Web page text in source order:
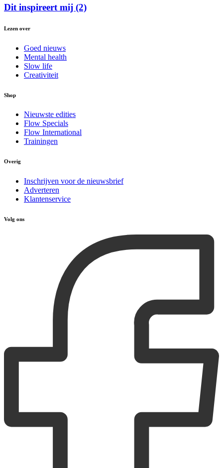
Dit inspireert mij (2)
Lezen over
Goed nieuws
Mental health
Slow life
Creativiteit
Shop
Nieuwste edities
Flow Specials
Flow International
Trainingen
Overig
Inschrijven voor de nieuwsbrief
Adverteren
Klantenservice
Volg ons